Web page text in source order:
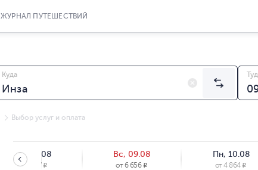
ЖУРНАЛ ПУТЕШЕСТВИЙ
Куда
Выбор услуг и оплата
Сб, 08.08
от9 557 R
Вс, 09.08
от 6 656 R
Пн, 10.08
от4 864 R